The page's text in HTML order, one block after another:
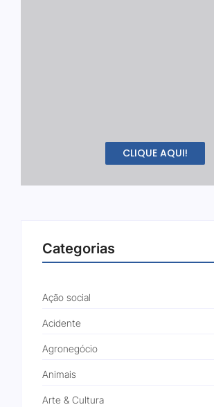
CLIQUE AQUI!
Categorias
Ação social
Acidente
Agronegócio
Animais
Arte & Cultura